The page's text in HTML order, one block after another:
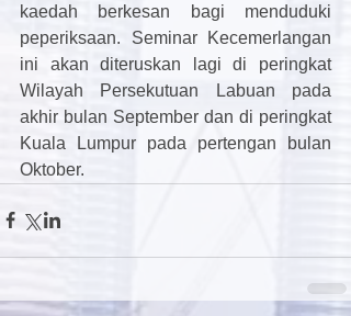
kaedah berkesan bagi menduduki
peperiksaan. Seminar Kecemerlangan
ini akan diteruskan lagi di peringkat
Wilayah Persekutuan Labuan pada
akhir bulan September dan di peringkat
Kuala Lumpur pada pertengan bulan
Oktober.